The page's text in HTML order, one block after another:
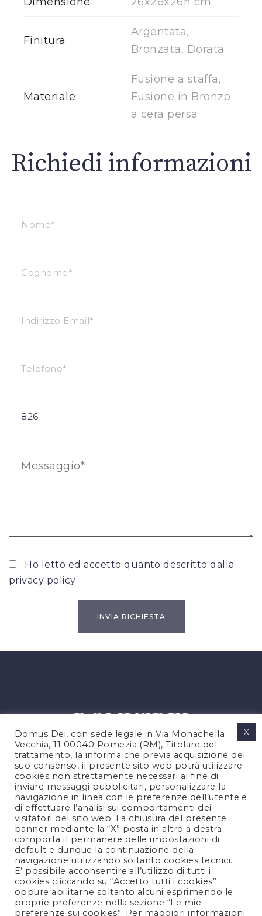
Finitura
Argentata,
Bronzata, Dorata
Materiale
Fusione a staffa,
Fusione in Bronzo
a cera persa
Richiedi informazioni
Ho letto ed accetto quanto descritto dalla
privacy policy
PRIVACY POLICY
COOKIES POLICY
NOTE LEGALI
CONTATTACI
FOLLOW US
Domus Dei, con sede legale in Via Monachella
Vecchia, 11 00040 Pomezia (RM), Titolare del
trattamento, la informa che previa acquisizione del
suo consenso, il presente sito web potrà utilizzare
cookies non strettamente necessari al fine di
inviare messaggi pubblicitari, personalizzare la
navigazione in linea con le preferenze dell’utente e
di effettuare l’analisi sui comportamenti dei
visitatori del sito web. La chiusura del presente
banner mediante la “X” posta in altro a destra
comporta il permanere delle impostazioni di
default e dunque la continuazione della
navigazione utilizzando soltanto cookies tecnici.
E’ possibile acconsentire all’utilizzo di tutti i
cookies cliccando su “Accetto tutti i cookies”
oppure abilitarne soltanto alcuni esprimendo le
proprie preferenze nella sezione “Le mie
preferenze sui cookies”. Per maggiori informazioni
X